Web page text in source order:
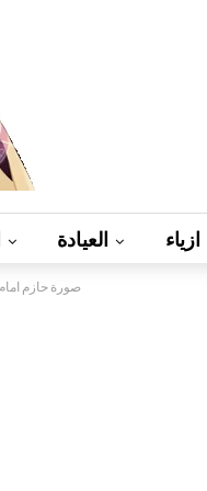
العيادة ازياء
صورة حازم